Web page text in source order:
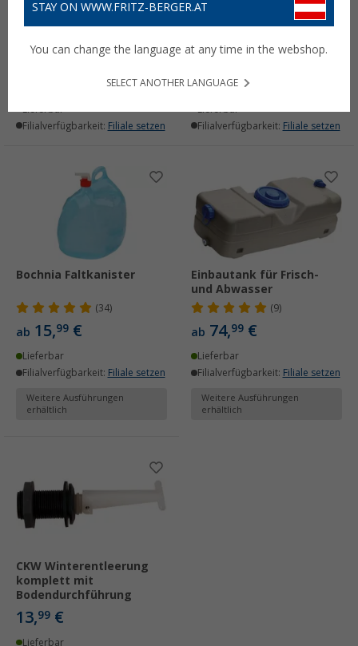
CKW Befüllkanister 12
Filialverfügbarkeit: Filiale setzen
Carysan Rolltank
Aquamobil 35 Liter
80,99€
Filialverfügbarkeit: Filiale setzen
Bochnia Faltkanister
(34)
ab 15,99 €
Lieferbar
Filialverfügbarkeit: Filiale setzen
Weitere Ausführungen
erhältlich
Einbautank für Frisch-
und Abwasser
(9)
ab 74,99 €
Lieferbar
Filialverfügbarkeit: Filiale setzen
Weitere Ausführungen
erhältlich
CKW Winterentleerung
komplett mit
Bodendurchführung
13,99 €
Lieferbar
STAY ON WWW.FRITZ-BERGER.AT
You can change the language at any time in the webshop.
SELECT ANOTHER LANGUAGE